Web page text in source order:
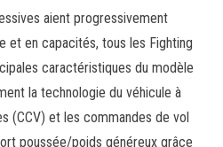
aient progressivement
et en capacités, tous les Fighting
caractéristiques du modèle
la technologie du véhicule à
(CCV) et les commandes de vol
poussée/poids généreux grâce